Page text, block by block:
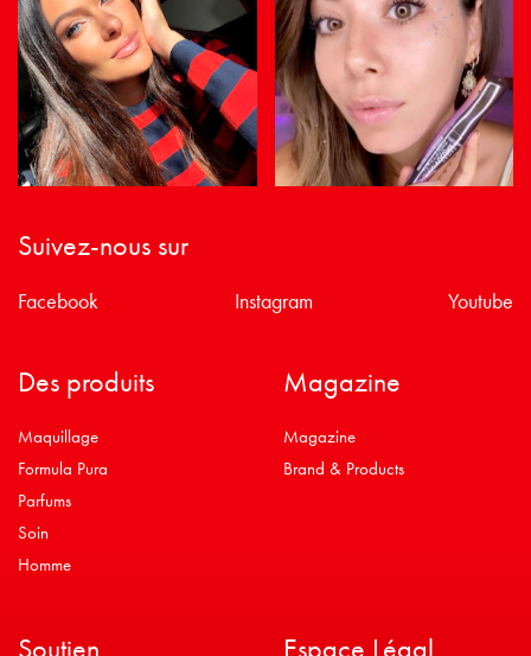
Suivez-nous sur
Facebook Instagram Youtube
Des produits
Maquillage
Formula Pura
Parfums
Soin
Homme
Magazine
Magazine
Brand & Products
Soutien Espace Légal